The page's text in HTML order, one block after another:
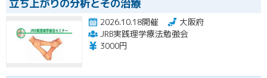
立ち上がりの分析とその治療
2026.10.18開催
大阪府
JRB実践理学療法勉強会
3000円